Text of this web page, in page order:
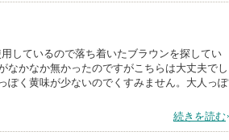
しているので落ち着いたブラウンを探してい
なかなか無かったのですがこちらは大丈夫でし
く黄味が少ないのでくすみません。大人っぽ
続きを読む